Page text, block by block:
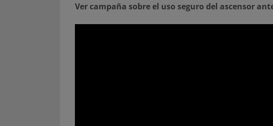
Ver campaña sobre el uso seguro del ascensor